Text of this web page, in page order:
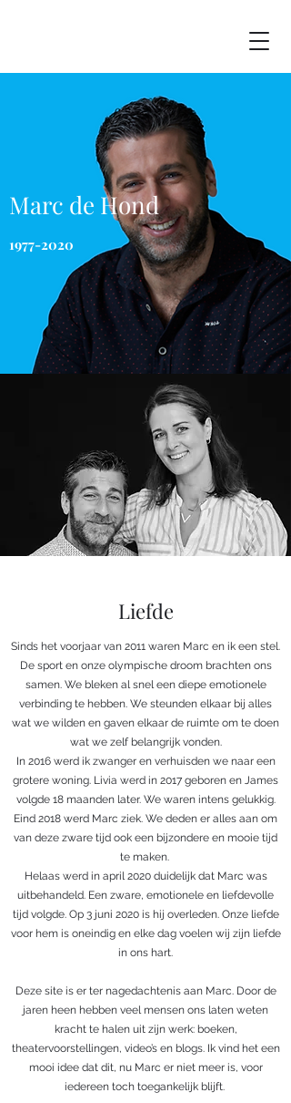
Marc de Hond
1977-2020
Liefde
Sinds het voorjaar van 2011 waren Marc en ik een stel.
De sport en onze olympische droom brachten ons
samen. We bleken al snel een diepe emotionele
verbinding te hebben. We steunden elkaar bij alles
wat we wilden en gaven elkaar de ruimte om te doen
wat we zelf belangrijk vonden.
In 2016 werd ik zwanger en verhuisden we naar een
grotere woning. Livia werd in 2017 geboren en James
volgde 18 maanden later. We waren intens gelukkig.
Eind 2018 werd Marc ziek. We deden er alles aan om
van deze zware tijd ook een bijzondere en mooie tijd
te maken.
Helaas werd in april 2020 duidelijk dat Marc was
uitbehandeld. Een zware, emotionele en liefdevolle
tijd volgde. Op 3 juni 2020 is hij overleden. Onze liefde
voor hem is oneindig en elke dag voelen wij zijn liefde
in ons hart.
Deze site is er ter nagedachtenis aan Marc. Door de
jaren heen hebben veel mensen ons laten weten
kracht te halen uit zijn werk: boeken,
theatervoorstellingen, video’s en blogs. Ik vind het een
mooi idee dat dit, nu Marc er niet meer is, voor
iedereen toch toegankelijk blijft.